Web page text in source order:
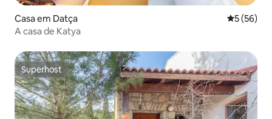
Casa em Datça
5 (56)
A casa de Katya
Superhost
Superhost